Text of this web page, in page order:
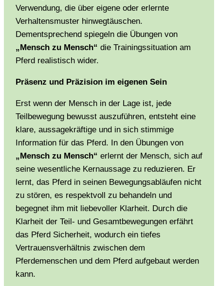
Verwendung, die über eigene oder erlernte
Verhaltensmuster hinwegtäuschen.
Dementsprechend spiegeln die Übungen von
„Mensch zu Mensch“ die Trainingssituation am
Pferd realistisch wider.
Präsenz und Präzision im eigenen Sein
Erst wenn der Mensch in der Lage ist, jede
Teilbewegung bewusst auszuführen, entsteht eine
klare, aussagekräftige und in sich stimmige
Information für das Pferd. In den Übungen von
„Mensch zu Mensch“ erlernt der Mensch, sich auf
seine wesentliche Kernaussage zu reduzieren. Er
lernt, das Pferd in seinen Bewegungsabläufen nicht
zu stören, es respektvoll zu behandeln und
begegnet ihm mit liebevoller Klarheit. Durch die
Klarheit der Teil- und Gesamtbewegungen erfährt
das Pferd Sicherheit, wodurch ein tiefes
Vertrauensverhältnis zwischen dem
Pferdemenschen und dem Pferd aufgebaut werden
kann.